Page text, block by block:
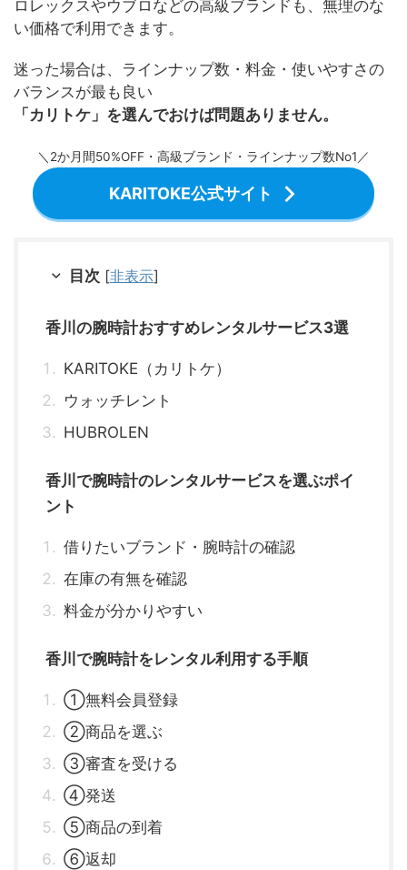
ロレックスやウブロなどの高級ブランドも、無理のな
い価格で利用できます。
迷った場合は、ラインナップ数・料金・使いやすさの
バランスが最も良い
「カリトケ」を選んでおけば問題ありません。
＼2か月間50%OFF・高級ブランド・ラインナップ数No1／
KARITOKE公式サイト
目次 [非表示]
香川の腕時計おすすめレンタルサービス3選
KARITOKE（カリトケ）
ウォッチレント
HUBROLEN
香川で腕時計のレンタルサービスを選ぶポイ
ント
借りたいブランド・腕時計の確認
在庫の有無を確認
料金が分かりやすい
香川で腕時計をレンタル利用する手順
①無料会員登録
②商品を選ぶ
③審査を受ける
④発送
⑤商品の到着
⑥返却